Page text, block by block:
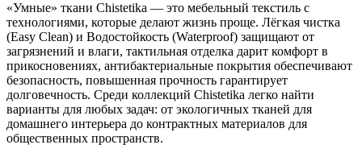
«Умные» ткани Chistetika — это мебельный текстиль с
технологиями, которые делают жизнь проще. Лёгкая чистка
(Easy Clean) и Водостойкость (Waterproof) защищают от
загрязнений и влаги, тактильная отделка дарит комфорт в
прикосновениях, антибактериальные покрытия обеспечивают
безопасность, повышенная прочность гарантирует
долговечность. Среди коллекций Chistetika легко найти
варианты для любых задач: от экологичных тканей для
домашнего интерьера до контрактных материалов для
общественных пространств.